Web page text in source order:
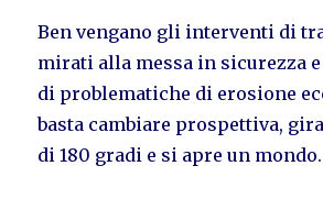
Ben vengano gli interventi di
mirati alla messa in sicurezza
di problematiche di erosione
basta cambiare prospettiva,
di 180 gradi e si apre un mondo.